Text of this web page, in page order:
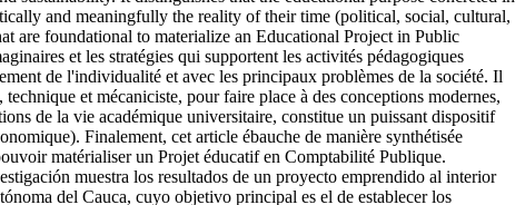
and meaningfully the reality of their time (political, social, cultural,
are foundational to materialize an Educational Project in Public
et les stratégies qui supportent les activités pédagogiques
de l'individualité et avec les principaux problèmes de la société. Il
et mécaniciste, pour faire place à des conceptions modernes,
de la vie académique universitaire, constitue un puissant dispositif
Finalement, cet article ébauche de manière synthétisée
matérialiser un Projet éducatif en Comptabilité Publique.
muestra los resultados de un proyecto emprendido al interior
del Cauca, cuyo objetivo principal es el de establecer los